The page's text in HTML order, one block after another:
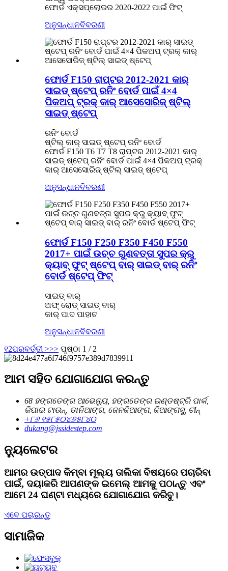
ଫୋର୍ଡ ଏକ୍ସପ୍ଲୋରର 2020-2022 ପାଇଁ ଫିଟ୍
ଅନୁସନ୍ଧାନବିବରଣୀ
ଫୋର୍ଡ F150 ରାପ୍ଟର 2012-2021 କାର୍
ସାଇଡ୍ ଷ୍ଟେପ୍ ରନିଂ ବୋର୍ଡ ପାଇଁ 4×4
ପିକଅପ୍ ଟ୍ରକ୍ କାର୍ ଆସେସୋରିଜ୍ ଷ୍ଟିଲ୍
ସାଇଡ୍ ଷ୍ଟେପ୍
ରନିଂ ବୋର୍ଡ
ଷ୍ଟିଲ୍ କାର୍ ସାଇଡ୍ ଷ୍ଟେପ୍ ରନିଂ ବୋର୍ଡ
ଫୋର୍ଡ F150 T6 T7 T8 ରାପ୍ଟର 2012-2021 କାର୍
ସାଇଡ୍ ଷ୍ଟେପ୍ ରନିଂ ବୋର୍ଡ ପାଇଁ 4×4 ପିକଅପ୍ ଟ୍ରକ୍
କାର୍ ଆସେସୋରିଜ୍ ଷ୍ଟିଲ୍ ସାଇଡ୍ ଷ୍ଟେପ୍
ଅନୁସନ୍ଧାନବିବରଣୀ
ଫୋର୍ଡ F150 F250 F350 F450 F550
2017+ ପାଇଁ ଉଚ୍ଚ ଗୁଣବତ୍ତା ସୁପର କ୍ରୁ
କ୍ୟାବ୍ ଫୁଟ୍ ଷ୍ଟେପ୍ ବାର୍ ସାଇଡ୍ ବାର୍ ରନିଂ
ବୋର୍ଡ ଷ୍ଟେପ୍ ଫିଟ୍
ସାଇଡ୍ ବାର୍
ଅଫ୍‍ ରୋଡ୍‍ ସାଇଡ୍‍ ବାର୍
କାର୍ ପାଦ ପାହାଚ
ଅନୁସନ୍ଧାନବିବରଣୀ
୧2ପରବର୍ତ୍ତୀ >>> ପୃଷ୍ଠା 1 / 2
ଆମ ସହିତ ଯୋଗାଯୋଗ କରନ୍ତୁ
68 ହଙ୍ଗଡେଙ୍ଗ ଆଭେନ୍ୟୁ, ହଙ୍ଗଡେଙ୍ଗ ଇଣ୍ଡଷ୍ଟ୍ରି ପାର୍କ,
ଜିପାଇ ଟାଉନ୍, ଡାନିଆଙ୍ଗ, ଜେନଜିଆଙ୍ଗ, ଜିଆଙ୍ଗସୁ, ଚୀନ୍
+୮୬ ୧୫୮୫୦୪୬୫୮୪୦
dukang@jssidestep.com
ନ୍ୟୁଲେଟର
ଆମର ଉତ୍ପାଦ କିମ୍ବା ମୂଲ୍ୟ ତାଲିକା ବିଷୟରେ ପଚାରିବା
ପାଇଁ, ଦୟାକରି ଆପଣଙ୍କ ଇମେଲ୍ ଆମକୁ ପଠାନ୍ତୁ ଏବଂ
ଆମେ 24 ଘଣ୍ଟା ମଧ୍ୟରେ ଯୋଗାଯୋଗ କରିବୁ।
ଏବେ ପଚାରନ୍ତୁ
ସାମାଜିକ